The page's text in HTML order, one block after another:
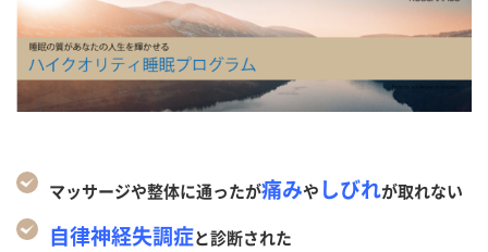
マッサージや整体に通ったが痛みや しびれが取れない
自律神経失調症と診断された